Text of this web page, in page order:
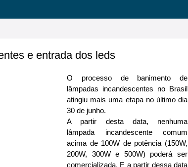
e entrada dos leds
O processo de banimento de
lâmpadas incandescentes no Brasil
atingiu mais uma etapa no último dia
30 de junho.
A partir desta data, nenhuma
lâmpada incandescente comum
acima de 100W de potência (150W,
200W, 300W e 500W) poderá ser
comercializada. E a partir dessa data